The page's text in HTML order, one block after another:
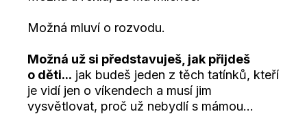
Možná mluví o rozvodu.
Možná už si představuješ, jak přijdeš
o děti... jak budeš jeden z těch tatínků, kteří
je vidí jen o víkendech a musí jim
vysvětlovat, proč už nebydlí s mámou...